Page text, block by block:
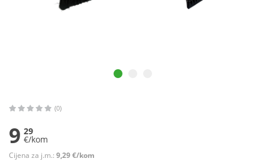
(0)
9 29
€/kom
Cijena za j.m.: 9,29 €/kom